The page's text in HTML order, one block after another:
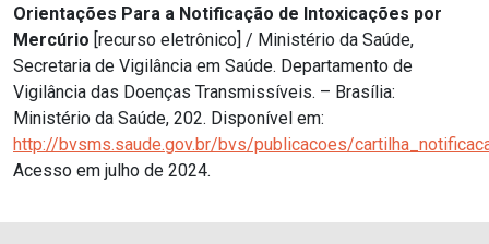
Orientações Para a Notificação de Intoxicações por
Mercúrio [recurso eletrônico] / Ministério da Saúde,
Secretaria de Vigilância em Saúde. Departamento de
Vigilância das Doenças Transmissíveis. – Brasília:
Ministério da Saúde, 202. Disponível em:
http://bvsms.saude.gov.br/bvs/publicacoes/
Acesso em julho de 2024.